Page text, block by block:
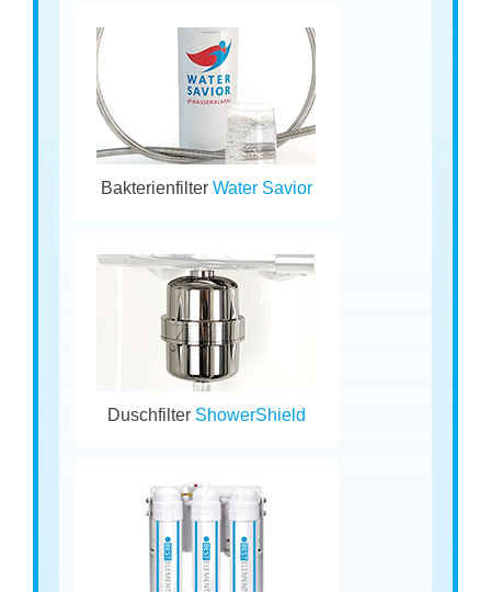
Bakterienfilter Water Savior
Duschfilter ShowerShield